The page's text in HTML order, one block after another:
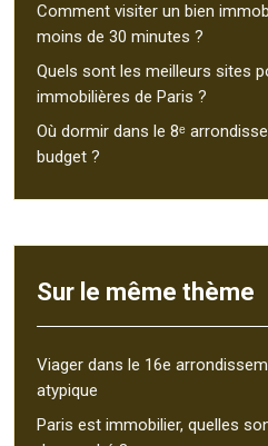
Comment visiter un bien
moins de 30 minutes ?
Quels sont les meilleurs sites
immobilières de Paris ?
Où dormir dans le 8ᵉ
budget ?
Sur le même thème
Viager dans le 16e
atypique
Paris est immobilier, quelles